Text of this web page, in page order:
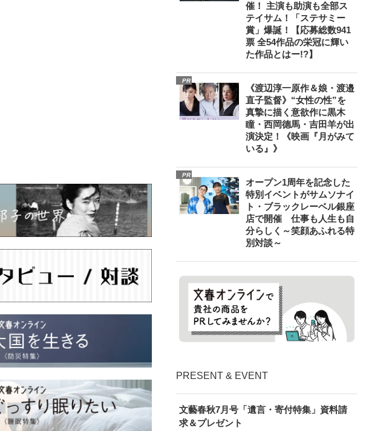
催！ 主演も助演も全部ス
テイサム！「ステサミー
賞」爆誕！【応募総数941
票 全54作品の栄冠に輝い
た作品とはー!?】
PR
《渡辺淳一原作＆娘・渡邉
直子監督》“女性の性”を
真摯に描く意欲作に黒木
瞳・西岡德馬・吉田羊が出
演決定！《映画『月がみて
いる』》
PR
オープン1周年を記念した
特別イベントがサムソナイ
ト・ブラックレーベル銀座
店で開催 仕事も人生も自
分らしく～笑顔あふれる特
別対談～
PRESENT & EVENT
文藝春秋7月号「遺言・寄付特集」資料請
求＆プレゼント